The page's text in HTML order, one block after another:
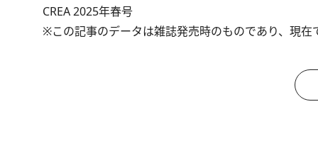
CREA 2025年春号
※この記事のデータは雑誌発売時のものであり、現在